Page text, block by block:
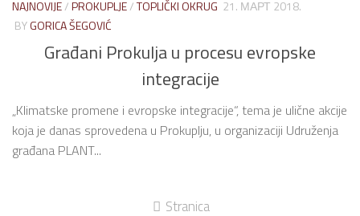
NAJNOVIJE/PROKUPLJE/TOPLIČKI OKRUG 21. МАРТ 2018.
BYGORICA ŠEGOVIĆ
Građani Prokulja u procesu evropske
integracije
„Klimatske promene i evropske integracije“, tema je ulične akcije
koja je danas sprovedena u Prokuplju, u organizaciji Udruženja
građana PLANT...
Stranica